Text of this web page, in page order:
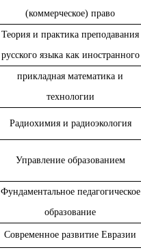
(коммерческое) право
Теория и практика преподавания
русского языка как иностранного
прикладная математика и
технологии
Радиохимия и радиоэкология
Управление образованием
Фундаментальное педагогическое
образование
Современное развитие Евразии